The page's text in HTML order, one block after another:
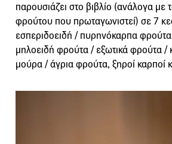
παρουσιάζει στο βιβλίο (ανάλογα με
φρούτου που πρωταγωνιστεί) σε 7
εσπεριδοειδή / πυρηνόκαρπα
μηλοειδή φρούτα / εξωτικά φρούτα /
μούρα / άγρια φρούτα, ξηροί καρποί